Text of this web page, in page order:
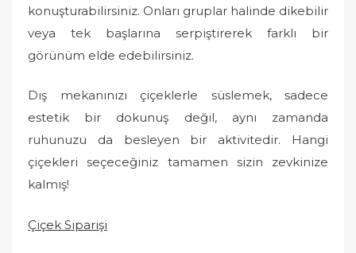
konuşturabilirsiniz. Onları gruplar halinde dikebilir
veya tek başlarına serpiştirerek farklı bir
görünüm elde edebilirsiniz.
Dış mekanınızı çiçeklerle süslemek, sadece
estetik bir dokunuş değil, aynı zamanda
ruhunuzu da besleyen bir aktivitedir. Hangi
çiçekleri seçeceğiniz tamamen sizin zevkinize
kalmış!
Çiçek Siparişi